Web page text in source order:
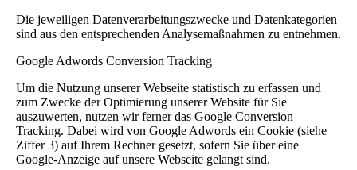
Die jeweiligen Datenverarbeitungszwecke und Datenkategorien
sind aus den entsprechenden Analysemaßnahmen zu entnehmen.
Google Adwords Conversion Tracking
Um die Nutzung unserer Webseite statistisch zu erfassen und
zum Zwecke der Optimierung unserer Website für Sie
auszuwerten, nutzen wir ferner das Google Conversion
Tracking. Dabei wird von Google Adwords ein Cookie (siehe
Ziffer 3) auf Ihrem Rechner gesetzt, sofern Sie über eine
Google-Anzeige auf unsere Webseite gelangt sind.